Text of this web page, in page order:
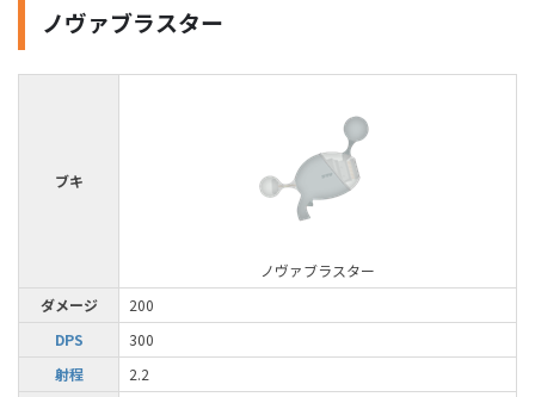
ノヴァブラスター
ブキ
ノヴァブラスター
ダメージ
200
DPS
300
射程
2.2